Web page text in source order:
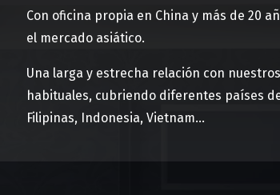
Con oficina propia en China y más de 20
el mercado asiático.
Una larga y estrecha relación con
habituales, cubriendo diferentes países
Filipinas, Indonesia, Vietnam…